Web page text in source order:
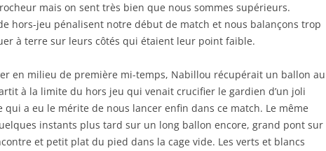
mais on sent très bien que nous sommes supérieurs.
hors-jeu pénalisent notre début de match et nous balançons trop
à terre sur leurs côtés qui étaient leur point faible.
en milieu de première mi-temps, Nabillou récupérait un ballon au
à la limite du hors jeu qui venait crucifier le gardien d’un joli
a eu le mérite de nous lancer enfin dans ce match. Le même
instants plus tard sur un long ballon encore, grand pont sur
et petit plat du pied dans la cage vide. Les verts et blancs